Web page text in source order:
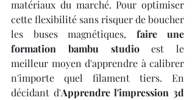
matériaux du marché. Pour optimiser
cette flexibilité sans risquer de boucher
les buses magnétiques, faire une
formation bambu studio est le
meilleur moyen d'apprendre à calibrer
n'importe quel filament tiers. En
décidant d'Apprendre l'impression 3d